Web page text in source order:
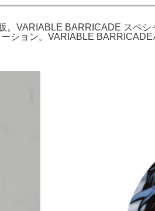
VARIABLE BARRICADE スペ
ション。VARIABLE